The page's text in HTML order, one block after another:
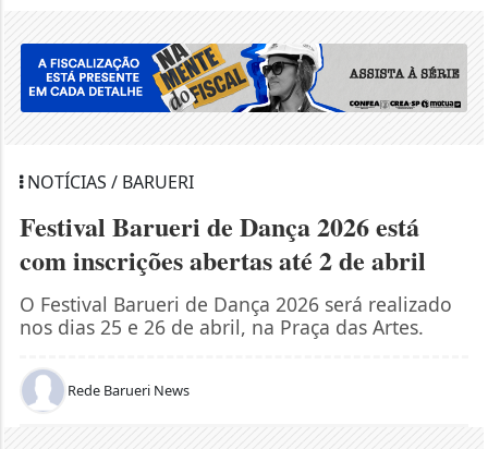
NOTÍCIAS / BARUERI
Festival Barueri de Dança 2026 está
com inscrições abertas até 2 de abril
O Festival Barueri de Dança 2026 será realizado
nos dias 25 e 26 de abril, na Praça das Artes.
Rede Barueri News